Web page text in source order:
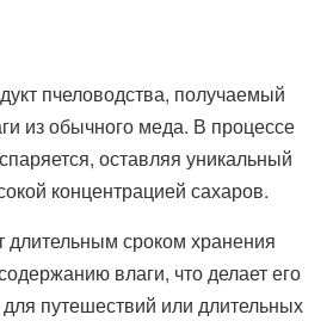
пчеловодства, получаемый
из обычного меда. В процессе
оставляя уникальный
концентрацией сахаров.
длительным сроком хранения
влаги, что делает его
путешествий или длительных